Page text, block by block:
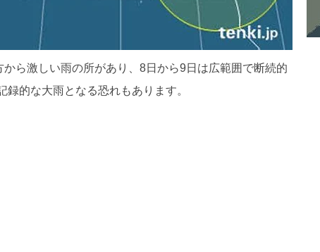
ら激しい雨の所があり、8日から9日は広範囲で断続的
的な大雨となる恐れもあります。